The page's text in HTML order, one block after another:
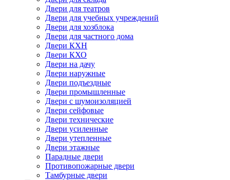
Двери для театров
Двери для учебных учреждений
Двери для хозблока
Двери для частного дома
Двери КХН
Двери КХО
Двери на дачу
Двери наружные
Двери подъездные
Двери промышленные
Двери с шумоизоляцией
Двери сейфовые
Двери технические
Двери усиленные
Двери утепленные
Двери этажные
Парадные двери
Противопожарные двери
Тамбурные двери